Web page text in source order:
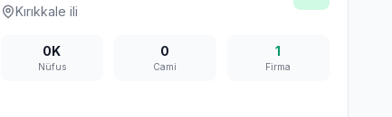
Kırıkkale ili
0K
Nüfus
0
Cami
1
Firma